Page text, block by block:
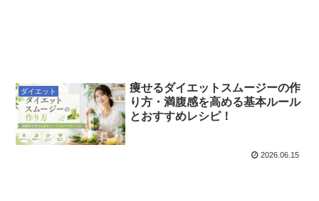
ダイエット
痩せるダイエットスムージーの作
り方・満腹感を高める基本ルール
とおすすめレシピ！
2026.06.15